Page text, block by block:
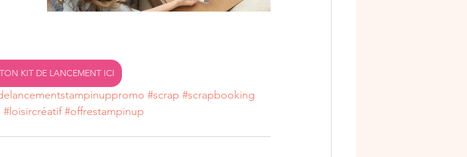
KIT DE LANCEMENT ICI
#scrap #scrapbooking
#loisircréatif #offrestampinup